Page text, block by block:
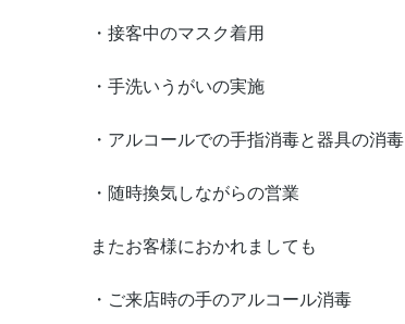
・接客中のマスク着用
・手洗いうがいの実施
・アルコールでの手指消毒と器具の消毒
・随時換気しながらの営業
またお客様におかれましても
・ご来店時の手のアルコール消毒